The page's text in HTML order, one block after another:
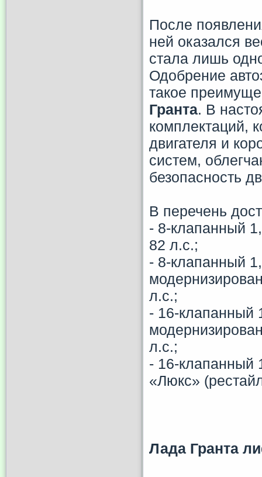
После
ней оказался
стала лишь
Одобрение
такое
Гранта. В
комплектаций,
двигателя и
систем,
безопасность
В перечень
- 8-клапанный
82 л.с.;
- 8-клапанный
л.с.;
- 16-клапанный
л.с.;
- 16-клапанный
«Люкс»
Лада Гранта